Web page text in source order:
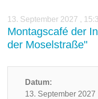
13. September 2027 ,
Montagscafé der
der Moselstraße"
Datum:
13. September 2027